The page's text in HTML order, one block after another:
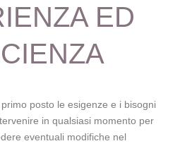
ED
posto le esigenze e i bisogni
in qualsiasi momento per
eventuali modifiche nel